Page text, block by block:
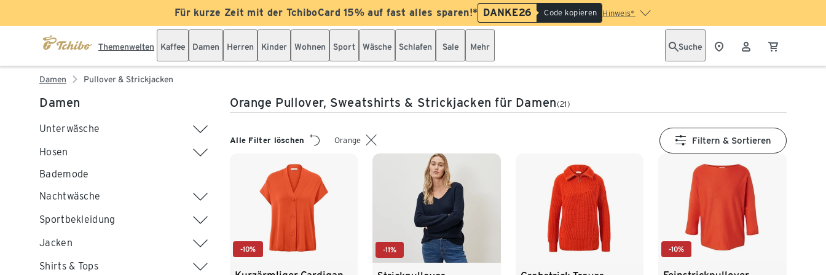
Für kurze Zeit mit der TchiboCard 15% auf fast alles sparen!* DANKE26 Code kopieren Hinweis*
Themenwelten Kaffee Damen Herren Kinder Wohnen Sport Wäsche Schlafen Sale Mehr Suche
Damen Pullover & Strickjacken
Damen
Unterwäsche
Hosen
Bademode
Nachtwäsche
Sportbekleidung
Jacken
Shirts & Tops
Orange Pullover, Sweatshirts & Strickjacken für Damen(21)
Alle Filter löschen Orange Filtern & Sortieren
-10% -11% -10%